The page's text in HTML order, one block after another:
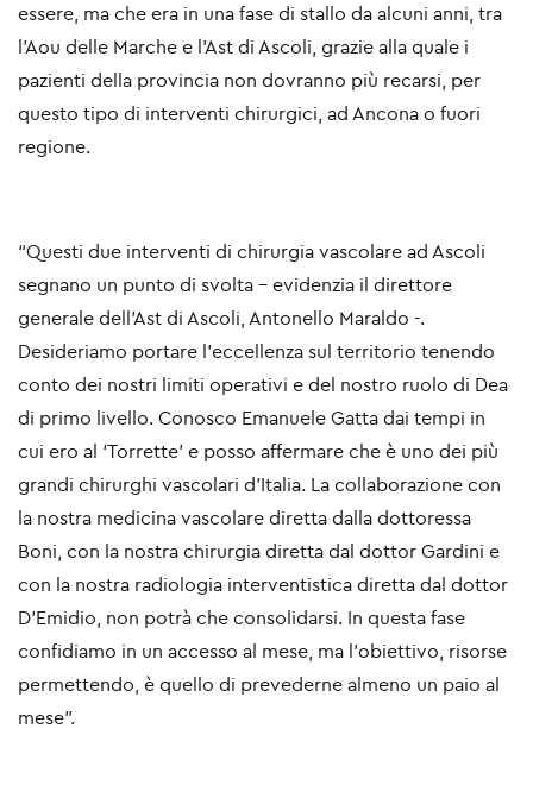
essere, ma che era in una fase di stallo da alcuni anni, tra
l’Aou delle Marche e l’Ast di Ascoli, grazie alla quale i
pazienti della provincia non dovranno più recarsi, per
questo tipo di interventi chirurgici, ad Ancona o fuori
regione.
“Questi due interventi di chirurgia vascolare ad Ascoli
segnano un punto di svolta – evidenzia il direttore
generale dell’Ast di Ascoli, Antonello Maraldo -.
Desideriamo portare l’eccellenza sul territorio tenendo
conto dei nostri limiti operativi e del nostro ruolo di Dea
di primo livello. Conosco Emanuele Gatta dai tempi in
cui ero al ‘Torrette’ e posso affermare che è uno dei più
grandi chirurghi vascolari d’Italia. La collaborazione con
la nostra medicina vascolare diretta dalla dottoressa
Boni, con la nostra chirurgia diretta dal dottor Gardini e
con la nostra radiologia interventistica diretta dal dottor
D’Emidio, non potrà che consolidarsi. In questa fase
confidiamo in un accesso al mese, ma l’obiettivo, risorse
permettendo, è quello di prevederne almeno un paio al
mese”.